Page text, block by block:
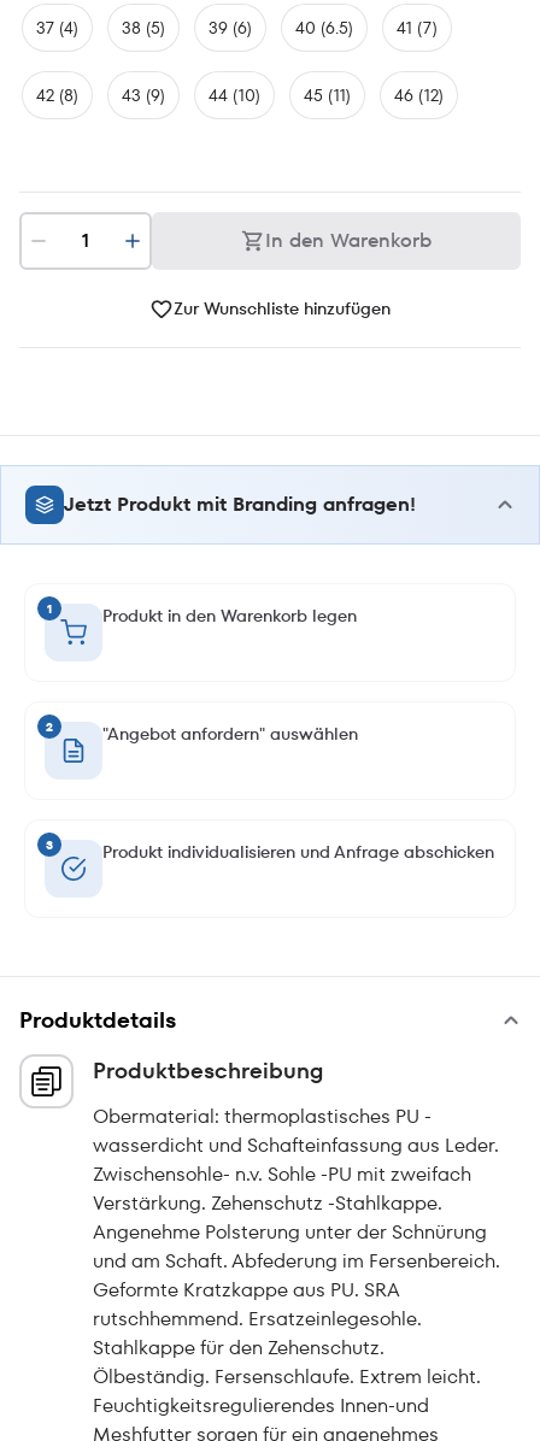
37 (4) 38 (5) 39 (6) 40 (6.5) 41 (7)
42 (8) 43 (9) 44 (10) 45 (11) 46 (12)
In den Warenkorb
Zur Wunschliste hinzufügen
Jetzt Produkt mit Branding anfragen!
1 Produkt in den Warenkorb legen
2 "Angebot anfordern" auswählen
3 Produkt individualisieren und Anfrage abschicken
Produktdetails
Produktbeschreibung
Obermaterial: thermoplastisches PU -
wasserdicht und Schafteinfassung aus Leder.
Zwischensohle- n.v. Sohle -PU mit zweifach
Verstärkung. Zehenschutz -Stahlkappe.
Angenehme Polsterung unter der Schnürung
und am Schaft. Abfederung im Fersenbereich.
Geformte Kratzkappe aus PU. SRA
rutschhemmend. Ersatzeinlegesohle.
Stahlkappe für den Zehenschutz.
Ölbeständig. Fersenschlaufe. Extrem leicht.
Feuchtigkeitsregulierendes Innen-und
Meshfutter sorgen für ein angenehmes